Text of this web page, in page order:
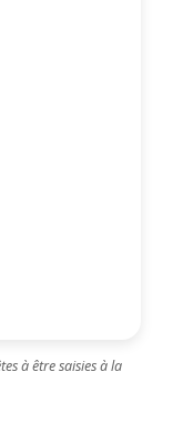
à être saisies à la